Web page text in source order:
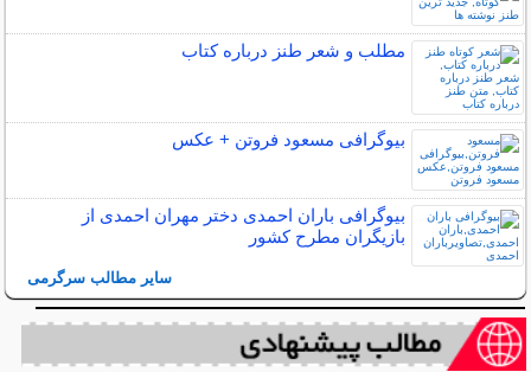
مطلب و شعر طنز درباره کتاب
بیوگرافی مسعود فروتن + عکس
بیوگرافی باران احمدی دختر مهران احمدی از
بازیگران مطرح کشور
سایر مطالب سرگرمی